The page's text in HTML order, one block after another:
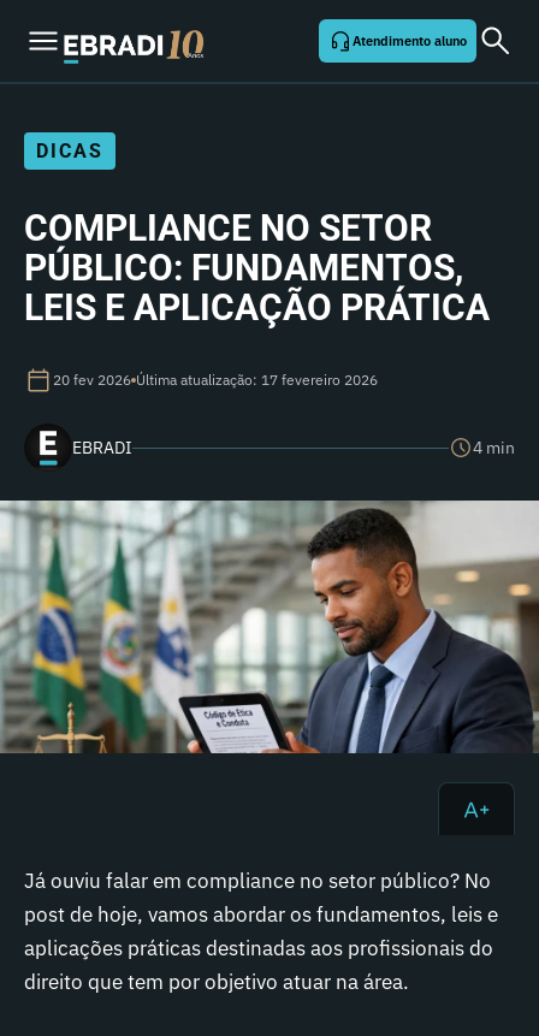
Atendimento aluno
DICAS
COMPLIANCE NO SETOR
PÚBLICO: FUNDAMENTOS,
LEIS E APLICAÇÃO PRÁTICA
20 fev 2026 Última atualização: 17 fevereiro 2026
EBRADI 4 min
Já ouviu falar em compliance no setor público? No
post de hoje, vamos abordar os fundamentos, leis e
aplicações práticas destinadas aos profissionais do
direito que tem por objetivo atuar na área.